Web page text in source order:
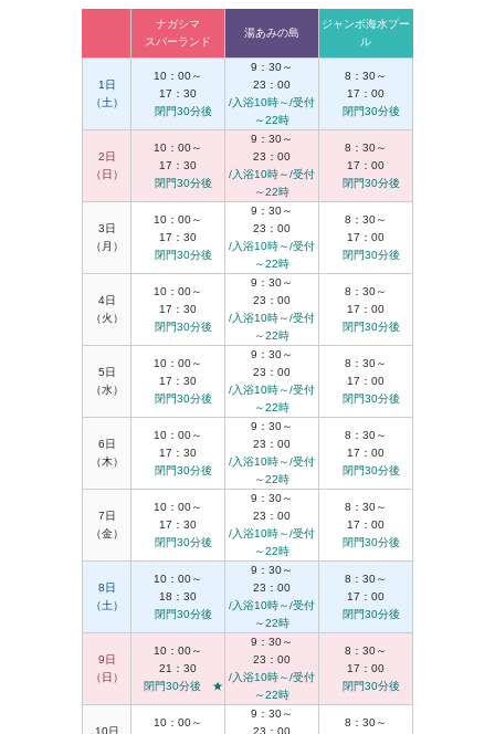
ナガシマ
スパーランド
湯あみの島
ジャンボ海水プー
ル
1日
（土）
10：00～
17：30
閉門30分後
9：30～
23：00
/入浴10時～/受付
～22時
8：30～
17：00
閉門30分後
2日
（日）
10：00～
17：30
閉門30分後
9：30～
23：00
/入浴10時～/受付
～22時
8：30～
17：00
閉門30分後
3日
（月）
10：00～
17：30
閉門30分後
9：30～
23：00
/入浴10時～/受付
～22時
8：30～
17：00
閉門30分後
4日
（火）
10：00～
17：30
閉門30分後
9：30～
23：00
/入浴10時～/受付
～22時
8：30～
17：00
閉門30分後
5日
（水）
10：00～
17：30
閉門30分後
9：30～
23：00
/入浴10時～/受付
～22時
8：30～
17：00
閉門30分後
6日
（木）
10：00～
17：30
閉門30分後
9：30～
23：00
/入浴10時～/受付
～22時
8：30～
17：00
閉門30分後
7日
（金）
10：00～
17：30
閉門30分後
9：30～
23：00
/入浴10時～/受付
～22時
8：30～
17：00
閉門30分後
8日
（土）
10：00～
18：30
閉門30分後
9：30～
23：00
/入浴10時～/受付
～22時
8：30～
17：00
閉門30分後
9日
（日）
10：00～
21：30
閉門30分後 ★
9：30～
23：00
/入浴10時～/受付
～22時
8：30～
17：00
閉門30分後
10日
10：00～
9：30～
23：00
8：30～